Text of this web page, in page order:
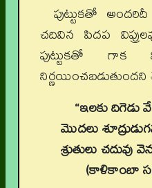
పుట్టుకతో
చదివిన పిదప
పుట్టుకతో గాక
నిర్ణయించబడుతుందని
“ఇలకు దిగెడు
మొదలు
శ్రుతులు చదువు
(కాళికాంబా